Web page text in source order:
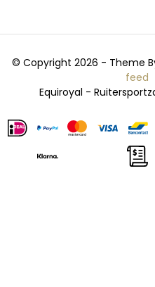
© Copyright 2026 - Theme
feed
Equiroyal -